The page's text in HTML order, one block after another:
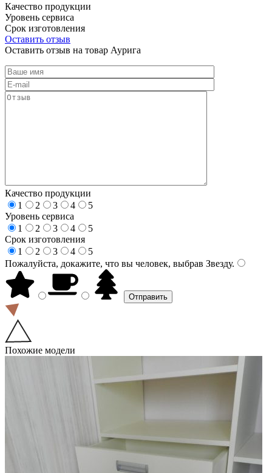
Качество продукции
Уровень сервиса
Срок изготовления
Оставить отзыв
Оставить отзыв на товар Аурига
Качество продукции
1
2 3 4
5
Уровень сервиса
1
2 3 4
5
Срок изготовления
1
2 3 4
5
Пожалуйста, докажите, что вы человек, выбрав Звезду.
Похожие модели